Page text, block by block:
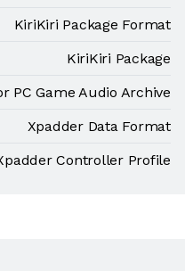
KiriKiri Package Format
KiriKiri Package
PC Game Audio Archive
Xpadder Data Format
Controller Profile